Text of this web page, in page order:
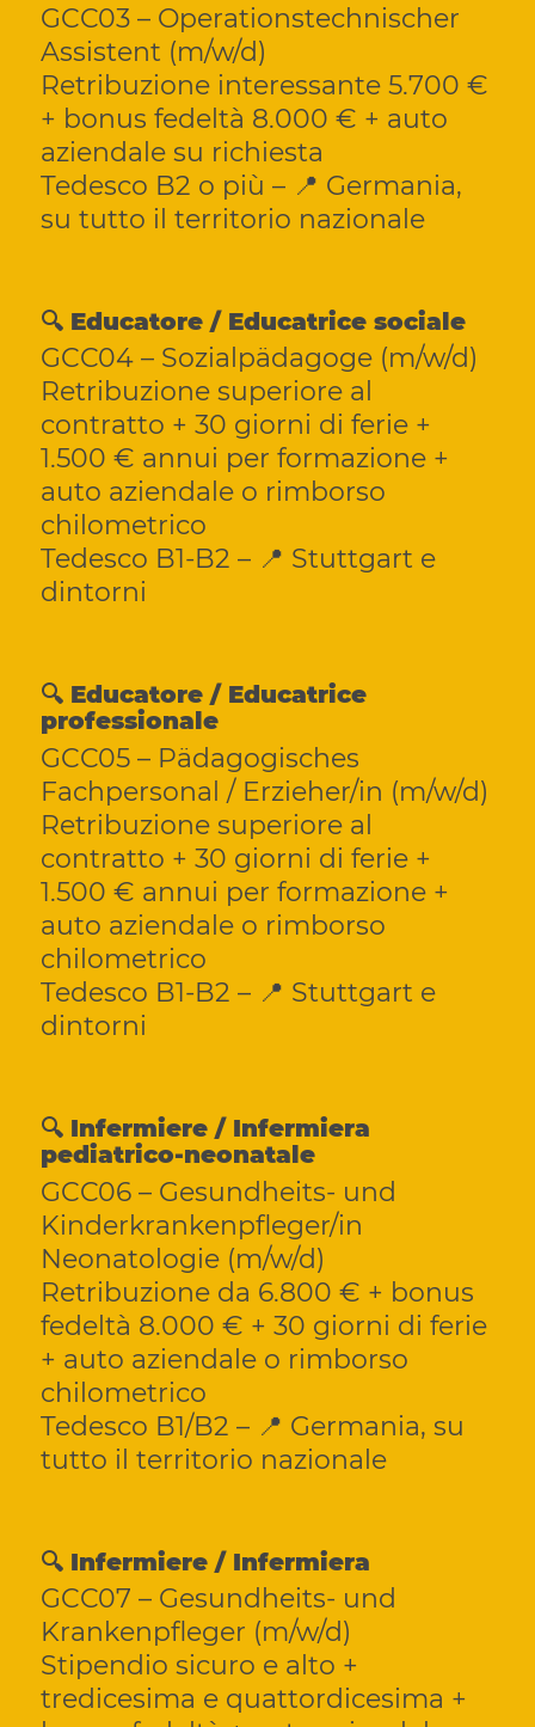
GCC03 – Operationstechnischer
Assistent (m/w/d)
Retribuzione interessante 5.700 €
+ bonus fedeltà 8.000 € + auto
aziendale su richiesta
Tedesco B2 o più – 📍 Germania,
su tutto il territorio nazionale
🔍 Educatore / Educatrice sociale
GCC04 – Sozialpädagoge (m/w/d)
Retribuzione superiore al
contratto + 30 giorni di ferie +
1.500 € annui per formazione +
auto aziendale o rimborso
chilometrico
Tedesco B1-B2 – 📍 Stuttgart e
dintorni
🔍 Educatore / Educatrice
professionale
GCC05 – Pädagogisches
Fachpersonal / Erzieher/in (m/w/d)
Retribuzione superiore al
contratto + 30 giorni di ferie +
1.500 € annui per formazione +
auto aziendale o rimborso
chilometrico
Tedesco B1-B2 – 📍 Stuttgart e
dintorni
🔍 Infermiere / Infermiera
pediatrico-neonatale
GCC06 – Gesundheits- und
Kinderkrankenpfleger/in
Neonatologie (m/w/d)
Retribuzione da 6.800 € + bonus
fedeltà 8.000 € + 30 giorni di ferie
+ auto aziendale o rimborso
chilometrico
Tedesco B1/B2 – 📍 Germania, su
tutto il territorio nazionale
🔍 Infermiere / Infermiera
GCC07 – Gesundheits- und
Krankenpfleger (m/w/d)
Stipendio sicuro e alto +
tredicesima e quattordicesima +